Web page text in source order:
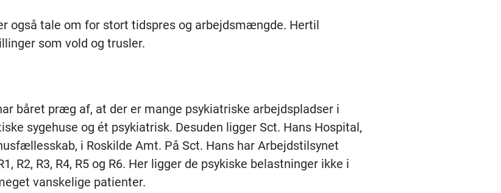
også tale om for stort tidspres og arbejdsmængde. Hertil
som vold og trusler.
båret præg af, at der er mange psykiatriske arbejdspladser i
sygehuse og ét psykiatrisk. Desuden ligger Sct. Hans Hospital,
i Roskilde Amt. På Sct. Hans har Arbejdstilsynet
R2, R3, R4, R5 og R6. Her ligger de psykiske belastninger ikke i
vanskelige patienter.